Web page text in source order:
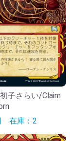
初子さらい/Claim
在庫：2